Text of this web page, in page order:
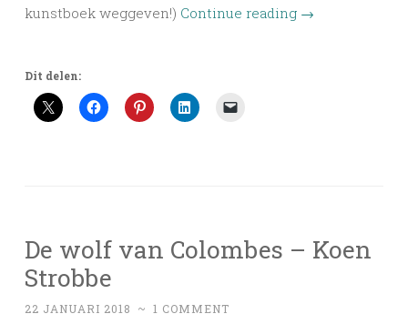
kunstboek weggeven!) Continue reading →
Dit delen:
De wolf van Colombes – Koen
Strobbe
22 JANUARI 2018 ~ 1 COMMENT